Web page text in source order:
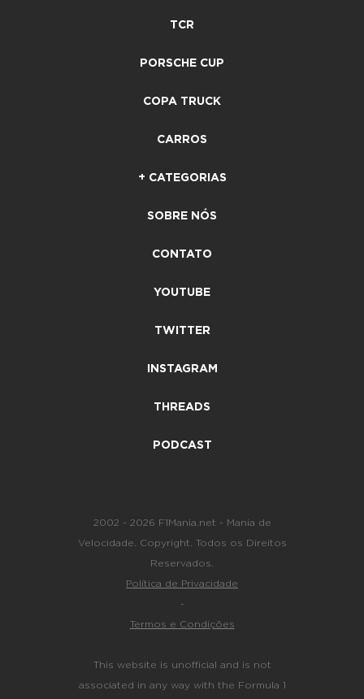
TCR
PORSCHE CUP
COPA TRUCK
CARROS
+ CATEGORIAS
SOBRE NÓS
CONTATO
YOUTUBE
TWITTER
INSTAGRAM
THREADS
PODCAST
2002 - 2026 F1Mania.net - Mania de
Velocidade. Copyright. Todos os Direitos
Reservados.
Política de Privacidade
-
Termos e Condições
This website is unofficial and is not
associated in any way with the Formula 1